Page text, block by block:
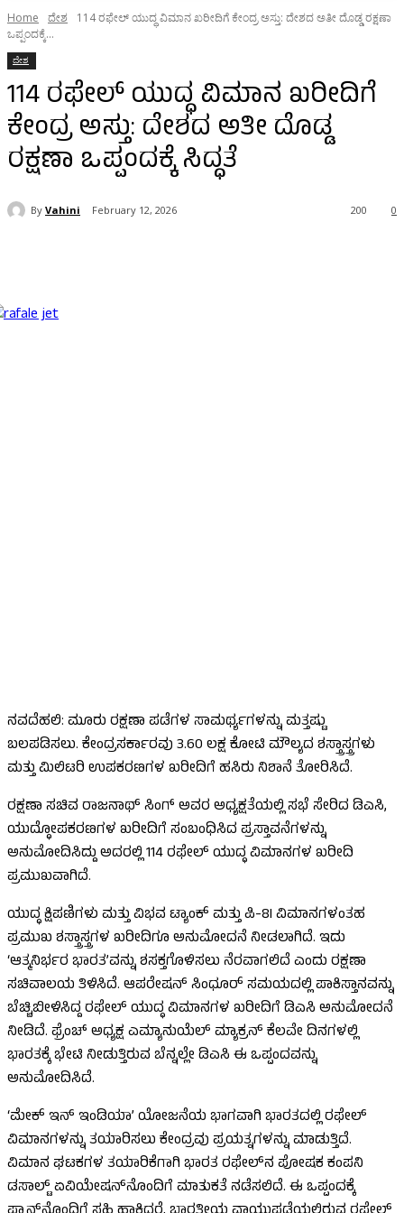
Home ದೇಶ
114 ರಫೇಲ್ ಯುದ್ಧ ವಿಮಾನ ಖರೀದಿಗೆ ಕೇಂದ್ರ ಅಸ್ತು: ದೇಶದ ಅತೀ ದೊಡ್ಡ ರಕ್ಷಣಾ
ಒಪ್ಪಂದಕ್ಕೆ...
ದೇಶ
114 ರಫೇಲ್ ಯುದ್ಧ ವಿಮಾನ ಖರೀದಿಗೆ
ಕೇಂದ್ರ ಅಸ್ತು: ದೇಶದ ಅತೀ ದೊಡ್ಡ
ರಕ್ಷಣಾ ಒಪ್ಪಂದಕ್ಕೆ ಸಿದ್ಧತೆ
By Vahini February 12, 2026 0
200
ನವದೆಹಲಿ: ಮೂರು ರಕ್ಷಣಾ ಪಡೆಗಳ ಸಾಮರ್ಥ್ಯಗಳನ್ನು ಮತ್ತಷ್ಟು
ಬಲಪಡಿಸಲು. ಕೇಂದ್ರಸರ್ಕಾರವು 3.60 ಲಕ್ಷ ಕೋಟಿ ಮೌಲ್ಯದ ಶಸ್ತ್ರಾಸ್ತ್ರಗಳು
ಮತ್ತು ಮಿಲಿಟರಿ ಉಪಕರಣಗಳ ಖರೀದಿಗೆ ಹಸಿರು ನಿಶಾನೆ ತೋರಿಸಿದೆ.
ರಕ್ಷಣಾ ಸಚಿವ ರಾಜನಾಥ್ ಸಿಂಗ್ ಅವರ ಅಧ್ಯಕ್ಷತೆಯಲ್ಲಿ ಸಭೆ ಸೇರಿದ ಡಿಎಸಿ,
ಯುದ್ಧೋಪಕರಣಗಳ ಖರೀದಿಗೆ ಸಂಬಂಧಿಸಿದ ಪ್ರಸ್ತಾವನೆಗಳನ್ನು
ಅನುಮೋದಿಸಿದ್ದು ಅದರಲ್ಲಿ 114 ರಫೇಲ್ ಯುದ್ಧ ವಿಮಾನಗಳ ಖರೀದಿ
ಪ್ರಮುಖವಾಗಿದೆ.
ಯುದ್ಧ ಕ್ಷಿಪಣಿಗಳು ಮತ್ತು ವಿಭವ ಟ್ಯಾಂಕ್ ಮತ್ತು ಪಿ-8I ವಿಮಾನಗಳಂತಹ
ಪ್ರಮುಖ ಶಸ್ತ್ರಾಸ್ತ್ರಗಳ ಖರೀದಿಗೂ ಅನುಮೋದನೆ ನೀಡಲಾಗಿದೆ. ಇದು
‘ಆತ್ಮನಿರ್ಭರ ಭಾರತ’ವನ್ನು ಶಸಕ್ತಗೊಳಿಸಲು ನೆರವಾಗಲಿದೆ ಎಂದು ರಕ್ಷಣಾ
ಸಚಿವಾಲಯ ತಿಳಿಸಿದೆ. ಆಪರೇಷನ್ ಸಿಂಧೂರ್ ಸಮಯದಲ್ಲಿ ಪಾಕಿಸ್ತಾನವನ್ನು
ಬೆಚ್ಚಿಬೀಳಿಸಿದ್ದ ರಫೇಲ್ ಯುದ್ಧ ವಿಮಾನಗಳ ಖರೀದಿಗೆ ಡಿಎಸಿ ಅನುಮೋದನೆ
ನೀಡಿದೆ. ಫ್ರೆಂಚ್ ಅಧ್ಯಕ್ಷ ಎಮ್ಯಾನುಯೆಲ್ ಮ್ಯಾಕ್ರನ್ ಕೆಲವೇ ದಿನಗಳಲ್ಲಿ
ಭಾರತಕ್ಕೆ ಭೇಟಿ ನೀಡುತ್ತಿರುವ ಬೆನ್ನಲ್ಲೇ ಡಿಎಸಿ ಈ ಒಪ್ಪಂದವನ್ನು
ಅನುಮೋದಿಸಿದೆ.
‘ಮೇಕ್ ಇನ್ ಇಂಡಿಯಾ’ ಯೋಜನೆಯ ಭಾಗವಾಗಿ ಭಾರತದಲ್ಲಿ ರಫೇಲ್
ವಿಮಾನಗಳನ್ನು ತಯಾರಿಸಲು ಕೇಂದ್ರವು ಪ್ರಯತ್ನಗಳನ್ನು ಮಾಡುತ್ತಿದೆ.
ವಿಮಾನ ಘಟಕಗಳ ತಯಾರಿಕೆಗಾಗಿ ಭಾರತ ರಫೇಲ್‌ನ ಪೋಷಕ ಕಂಪನಿ
ಡಸಾಲ್ಟ್ ಏವಿಯೇಷನ್‌ನೊಂದಿಗೆ ಮಾತುಕತೆ ನಡೆಸಲಿದೆ. ಈ ಒಪ್ಪಂದಕ್ಕೆ